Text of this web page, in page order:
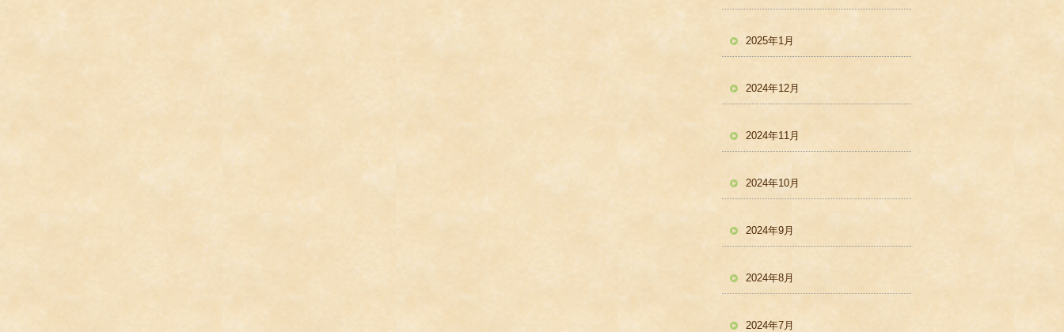
2025年1月
2024年12月
2024年11月
2024年10月
2024年9月
2024年8月
2024年7月